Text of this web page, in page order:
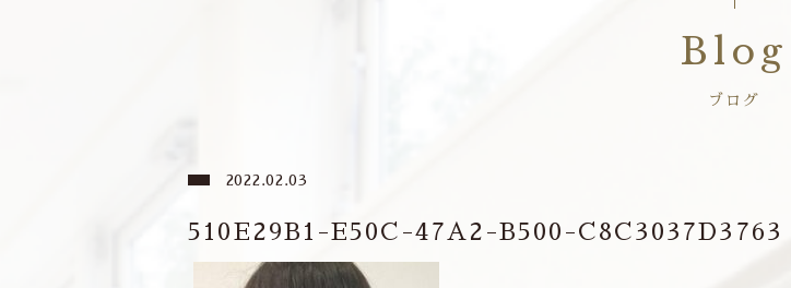
Blog
ブログ
2022.02.03
510E29B1-E50C-47A2-B500-C8C3037D3763